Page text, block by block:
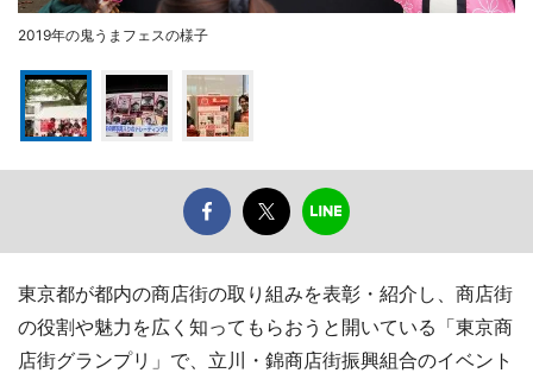
2019年の鬼うまフェスの様子
東京都が都内の商店街の取り組みを表彰・紹介し、商店街
の役割や魅力を広く知ってもらおうと開いている「東京商
店街グランプリ」で、立川・錦商店街振興組合のイベント